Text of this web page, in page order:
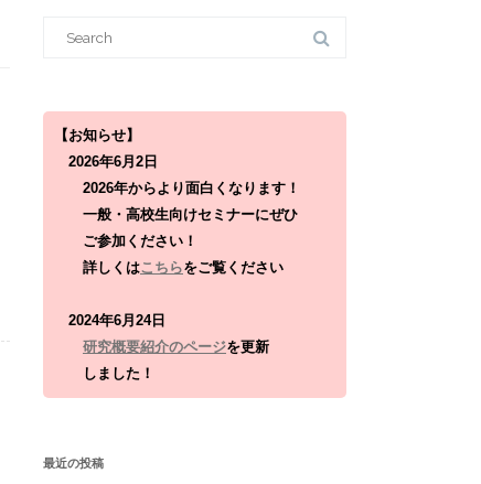
f
【お知らせ】
2026年6月2日
2026年からより面白くなります！
一般・高校生向けセミナーにぜひ
ご参加ください！
詳しくはこちらをご覧ください
2024年6月24日
研究概要紹介のページを更新
しました！
最近の投稿